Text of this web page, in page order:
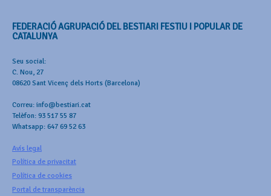
FEDERACIÓ AGRUPACIÓ DEL BESTIARI FESTIU I POPULAR DE
CATALUNYA
Seu social:
C. Nou, 27
08620 Sant Vicenç dels Horts (Barcelona)
Correu: info@bestiari.cat
Telèfon: 93 517 55 87
Whatsapp: 647 69 52 63
Avís legal
Política de privacitat
Política de cookies
Portal de transparència